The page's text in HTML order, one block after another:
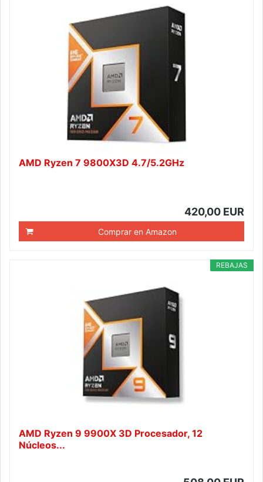
AMD Ryzen 7 9800X3D 4.7/5.2GHz
420,00 EUR
Comprar en Amazon
REBAJAS
AMD Ryzen 9 9900X 3D Procesador, 12
Núcleos...